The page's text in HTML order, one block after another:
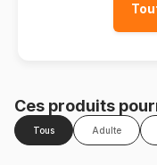
Ces produits
Tous Adulte